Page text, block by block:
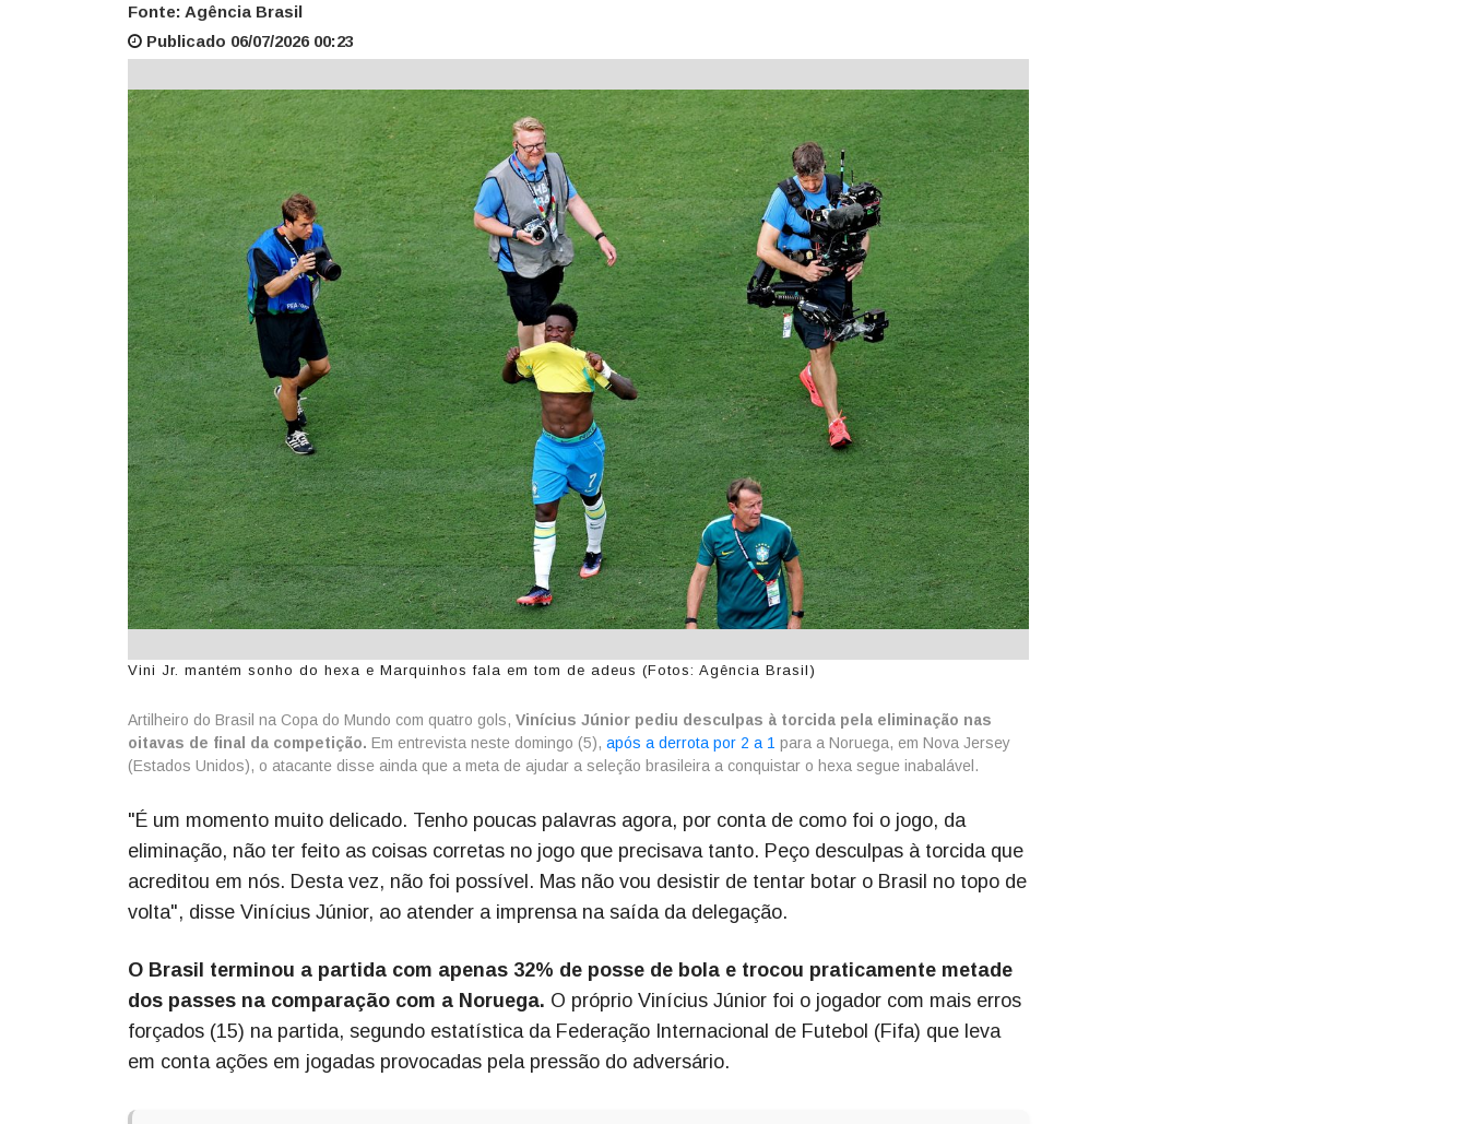
Fonte: Agência Brasil
Publicado 06/07/2026 00:23
Vini Jr. mantém sonho do hexa e Marquinhos fala em tom de adeus (Fotos: Agência Brasil)
Artilheiro do Brasil na Copa do Mundo com quatro gols, Vinícius Júnior pediu desculpas à torcida pela eliminação nas
oitavas de final da competição. Em entrevista neste domingo (5), após a derrota por 2 a 1 para a Noruega, em Nova Jersey
(Estados Unidos), o atacante disse ainda que a meta de ajudar a seleção brasileira a conquistar o hexa segue inabalável.
"É um momento muito delicado. Tenho poucas palavras agora, por conta de como foi o jogo, da
eliminação, não ter feito as coisas corretas no jogo que precisava tanto. Peço desculpas à torcida que
acreditou em nós. Desta vez, não foi possível. Mas não vou desistir de tentar botar o Brasil no topo de
volta", disse Vinícius Júnior, ao atender a imprensa na saída da delegação.
O Brasil terminou a partida com apenas 32% de posse de bola e trocou praticamente metade
dos passes na comparação com a Noruega. O próprio Vinícius Júnior foi o jogador com mais erros
forçados (15) na partida, segundo estatística da Federação Internacional de Futebol (Fifa) que leva
em conta ações em jogadas provocadas pela pressão do adversário.